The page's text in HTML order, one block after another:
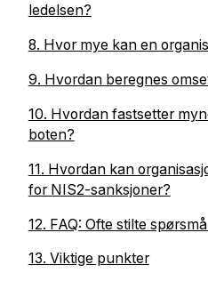
ledelsen?
8. Hvor mye kan en
9. Hvordan beregnes
10. Hvordan fastsetter
boten?
11. Hvordan kan
for NIS2-sanksjoner?
12. FAQ: Ofte stilte
13. Viktige punkter